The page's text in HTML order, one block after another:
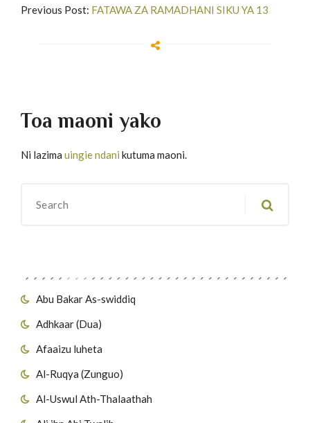
Abu Bakar As-swiddiq
Adhkaar (Dua)
Afaaizu luheta
Al-Ruqya (Zunguo)
Al-Uswul Ath-Thalaathah
Previous Post: FATAWA ZA RAMADHANI SIKU YA 13
Toa maoni yako
Ni lazima uingie ndani kutuma maoni.